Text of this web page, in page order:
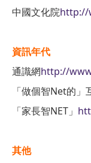
中國文化院http://
資訊年代
通識網http://
「做個智Net的」
「家長智NET」
其他